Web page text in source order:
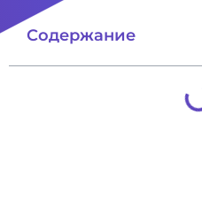
Содержание